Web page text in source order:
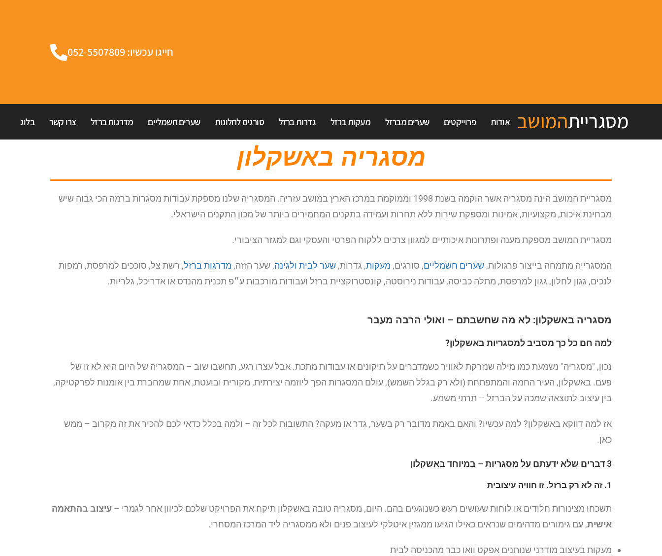
חייגו עכשיו: 052-5507809
מסגרייתהמושב אודות פרוייקטים שערים מברזל מעקות ברזל גדרות ברזל סורגים לחלונות שערים חשמליים מדרגות ברזל צרו קשר בלוג
מסגריה באשקלון
מסגריית המושב הינה מסגריה אשר הוקמה בשנת 1998 וממוקמת במרכז הארץ במושב עזריה. המסגריה שלנו מספקת עבודות מסגרות ברמה הכי גבוה שיש
מבחינת איכות, מקצועיות, אמינות ומספקת שירות ללא תחרות ועמידה בתקנים המחמירים ביותר של מכון התקנים הישראלי.
מסגריית המושב מספקת מענה ופתרונות איכותיים למגוון צרכים ללקוח הפרטי והעסקי וגם למגזר הציבורי.
המסגרייה מתמחה בייצור פרגולות, שערים חשמליים, סורגים, מעקות, גדרות, שער לבית ולגינה, שער הזזה, מדרגות ברזל, רשת צל, סוככים למרפסת, רמפות
לנכים, גגון לחלון, גגון למרפסת, מתלה כביסה, עבודות נירוסטה, קונסטרוקציית ברזל ועבודות מורכבות ע״פ תכנית מהנדס או אדריכל, גלריות.
מסגריה באשקלון: לא מה שחשבתם – ואולי הרבה מעבר
למה חם כל כך מסביב למסגריות באשקלון?
נכון, "מסגריה" נשמעת כמו מילה שנזרקת לאוויר כשמדברים על תיקונים או עבודות מתכת. אבל עצרו רגע, תחשבו שוב – המסגריה של היום היא לא זו של
פעם. באשקלון, העיר החמה והמתפתחת (ולא רק בגלל השמש), עולם המסגרות הפך ליוזמה יצירתית, מקורית ובועטת, אחת שמחברת בין אומנות לפרקטיקה,
בין עיצוב לתוצאה שמכה על הברזל – תרתי משמע.
אז למה דווקא באשקלון? למה עכשיו? והאם באמת מדובר רק בשער, גדר או מעקה? התשובות לכל זה – ולמה בכלל כדאי לכם להכיר את זה מקרוב – ממש
כאן.
3 דברים שלא ידעתם על מסגריות – במיוחד באשקלון
1. זה לא רק ברזל. זו חוויה עיצובית
תשכחו מצינורות חלודים או לוחות שעושים רעש כשנוגעים בהם. היום, מסגריה טובה באשקלון תיקח את הפרויקט שלכם לכיוון אחר לגמרי – עיצוב בהתאמה
אישית, עם גימורים מדהימים שנראים כאילו הגיעו ממגזין איטלקי לעיצוב פנים ולא ממסגריה ליד המרכז המסחרי.
מעקות בעיצוב מודרני שנותנים אפקט וואו כבר מהכניסה לבית